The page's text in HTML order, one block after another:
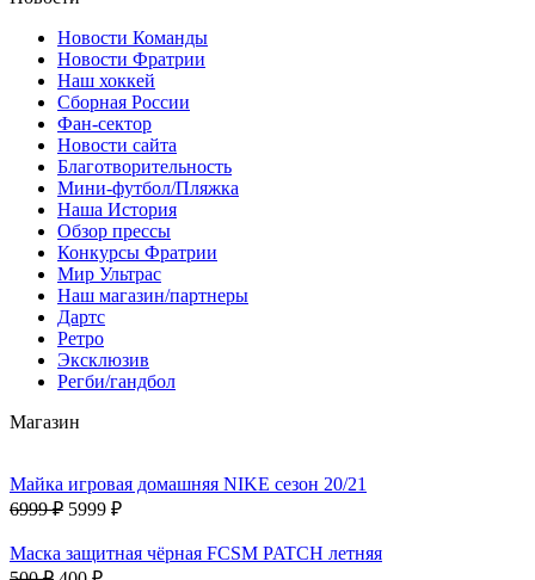
Новости Команды
Новости Фратрии
Наш хоккей
Сборная России
Фан-cектор
Новости сайта
Благотворительность
Мини-футбол/Пляжка
Наша История
Обзор прессы
Конкурсы Фратрии
Мир Ультрас
Наш магазин/партнеры
Дартс
Ретро
Эксклюзив
Регби/гандбол
Магазин
Майка игровая домашняя NIKE сезон 20/21
6999 ₽ 5999 ₽
Маска защитная чёрная FCSM PATCH летняя